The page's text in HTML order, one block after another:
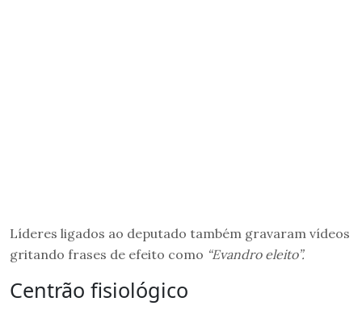
Líderes ligados ao deputado também gravaram vídeos
gritando frases de efeito como “Evandro eleito”.
Centrão fisiológico